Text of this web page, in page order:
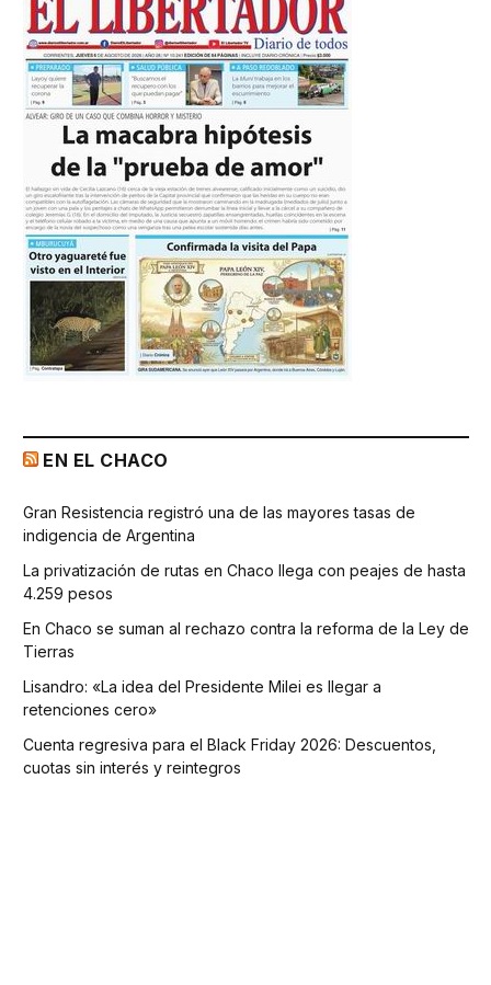
EN EL CHACO
Gran Resistencia registró una de las mayores tasas de
indigencia de Argentina
La privatización de rutas en Chaco llega con peajes de hasta
4.259 pesos
En Chaco se suman al rechazo contra la reforma de la Ley de
Tierras
Lisandro: «La idea del Presidente Milei es llegar a
retenciones cero»
Cuenta regresiva para el Black Friday 2026: Descuentos,
cuotas sin interés y reintegros